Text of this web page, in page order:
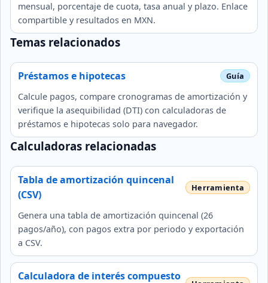
mensual, porcentaje de cuota, tasa anual y plazo. Enlace
compartible y resultados en MXN.
Temas relacionados
Préstamos e hipotecas
Calcule pagos, compare cronogramas de amortización y
verifique la asequibilidad (DTI) con calculadoras de
préstamos e hipotecas solo para navegador.
Calculadoras relacionadas
Tabla de amortización quincenal
(CSV)
Genera una tabla de amortización quincenal (26
pagos/año), con pagos extra por periodo y exportación
a CSV.
Calculadora de interés compuesto